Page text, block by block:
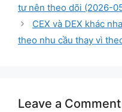
tư nên theo dõi (2026-
CEX và DEX khác
theo nhu cầu thay vì
Leave a Comment